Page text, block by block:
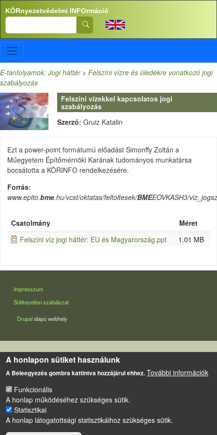
Ugrás a tartalomra
KÖRnyezetvédelmi INFOrmáció
Search
E-tanfolyamok: Jogi háttér> Felszíni vízre és üledékre vonatkozó jogi
szabályozás
Felszíni vízekkel kapcsolatos jogi
szabályozás
Szerző: Gruiz Katalin
Ezt a power-point formátumú előadást Simonffy Zoltán a
Műegyetem Építőmérnöki Karának tudományos munkatársa
bocsátotta a KÖRINFO rendelkezésére.
Forrás
www.epito.bme.hu/vcst/oktatas/feltoltesek/BMEEOVKASH3/
Csatolmány
Méret
Felszíni víz jogi háttér: EU és Magyarország.ppt
1.01 MB
LÁBLÉC
Impresszum
Sütikezelési szabályzat
Drupalalapú webhely
A honlapon sütiket használunk
A Beleegyezés gombra kattintva hozzájárul ehhez. További információk
Funkcionális
A honlap működéséhez szükséges sütik.
Statisztikai
A honlap látogatottsági statisztikáihoz szükséges sütik.